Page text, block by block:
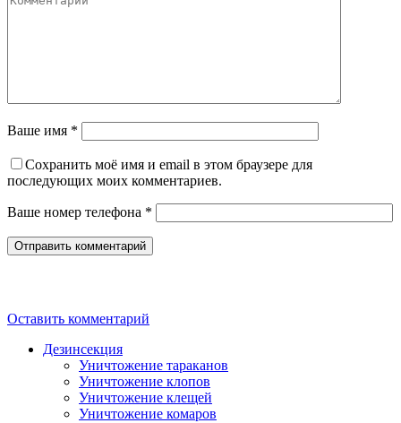
Ваше имя *
Сохранить моё имя и email в этом браузере для
последующих моих комментариев.
Ваше номер телефона *
Оставить комментарий
Дезинсекция
Уничтожение тараканов
Уничтожение клопов
Уничтожение клещей
Уничтожение комаров